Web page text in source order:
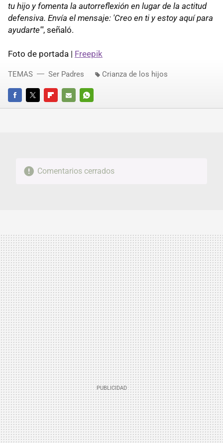
tu hijo y fomenta la autorreflexión en lugar de la actitud
defensiva. Envía el mensaje: 'Creo en ti y estoy aquí para
ayudarte'", señaló.
Foto de portada | Freepik
FACEBOOKTWITTERFLIPBOARD
E-
WHATSAPP
TEMAS Ser Padres Crianza de los hijos
Comentarios cerrados